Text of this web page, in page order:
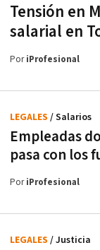
Tensión en
salarial en
PoriProfesional
Empleadas
pasa con los
LEGALES / Salarios
PoriProfesional
LEGALES / Justicia